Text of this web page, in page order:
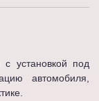
установкой под
автомобиля,